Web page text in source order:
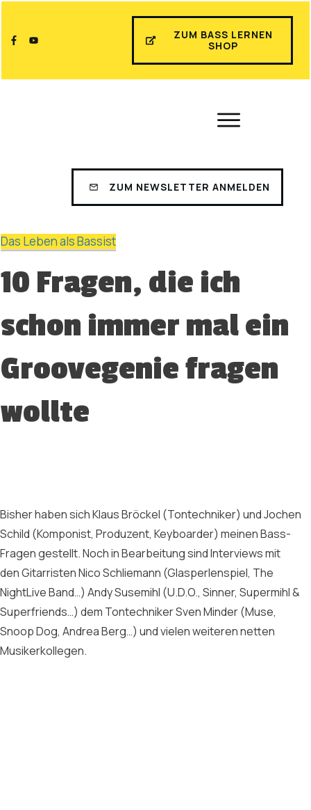
ZUM BASS LERNEN
SHOP
ZUM NEWSLETTER ANMELDEN
Das Leben als Bassist
10 Fragen, die ich
schon immer mal ein
Groovegenie fragen
wollte
Bisher haben sich Klaus Bröckel (Tontechniker) und Jochen
Schild (Komponist, Produzent, Keyboarder) meinen Bass-
Fragen gestellt. Noch in Bearbeitung sind Interviews mit
den Gitarristen Nico Schliemann (Glasperlenspiel, The
NightLive Band…) Andy Susemihl (U.D.O., Sinner, Supermihl &
Superfriends…) dem Tontechniker Sven Minder (Muse,
Snoop Dog, Andrea Berg…) und vielen weiteren netten
Musikerkollegen.